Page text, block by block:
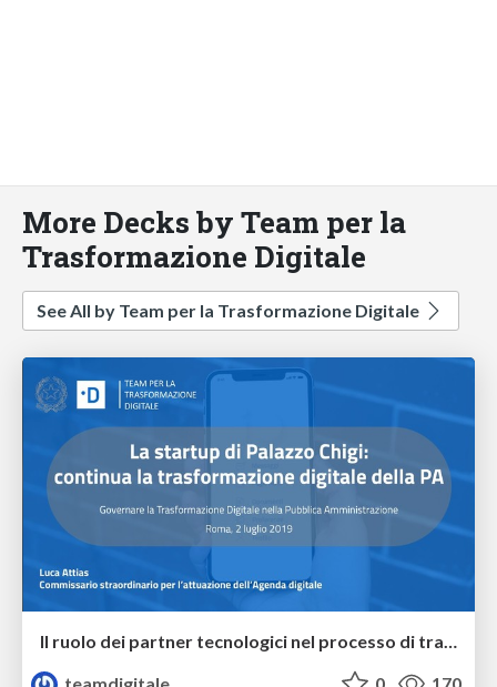
More Decks by Team per la
Trasformazione Digitale
See All by Team per la Trasformazione Digitale
Il ruolo dei partner tecnologici nel processo di trasformazione dei servizi pubblici. La strada tracciata dal White Paper all’insegna della continuità